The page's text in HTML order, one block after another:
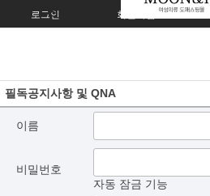
로그인 회원가입
필독공지사항 및 QNA
이름
비밀번호
자동 잠금 기능